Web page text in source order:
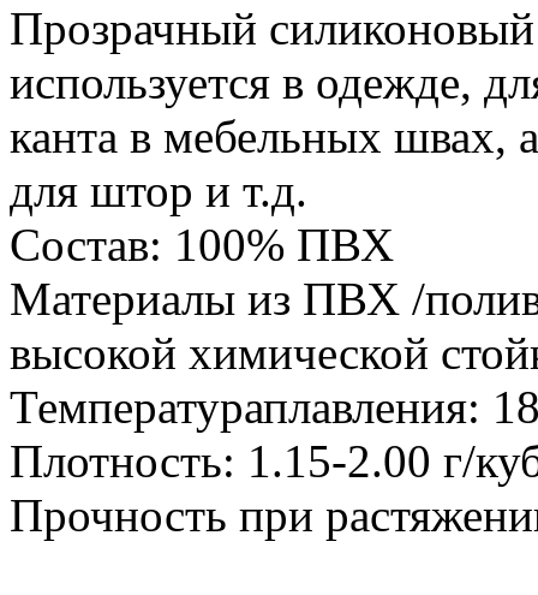
Прозрачный
используется в одежде,
канта в мебельных швах,
для штор и т.д.
Состав: 100% ПВХ
Материалы из ПВХ /
высокой химической
Температураплавления:
Плотность: 1.15-2.00 г/
Прочность при